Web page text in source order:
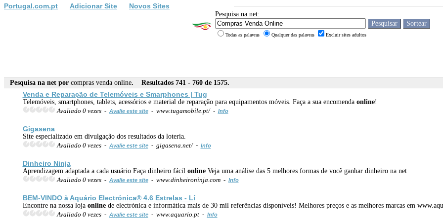
Portugal.com.pt Adicionar Site Novos Sites
Pesquisa na net:
Todas as palavras Qualquer das palavras Excluir sites adultos
Pesquisa na net por compras venda online. Resultados 741 - 760 de 1575.
Vendae Reparação de Telemóveis e Smarphones | Tug
Telemóveis, smartphones, tablets, acessórios e material de reparação para equipamentos móveis. Faça a sua encomenda online!
Avaliado 0 vezes - Avalie este site- www.tugamobile.pt/ - Info
Gigasena
Site especializado em divulgação dos resultados da loteria.
Avaliado 0 vezes - Avalie este site- gigasena.net/ - Info
Dinheiro Ninja
Aprendizagem adaptada a cada usuário Faça dinheiro fácil onlineVeja uma análise das 5 melhores formas de você ganhar dinheiro na net
Avaliado 0 vezes - Avalie este site- www.dinheironinja.com - Info
BEM-VINDO à Aquário Electrónica® 4.6 Estrelas - Lí
Encontre na nossa loja onlinede electrónica e informática mais de 30 mil referências disponíveis! Melhores preços e as melhores marcas em
Avaliado 0 vezes - Avalie este site- www.aquario.pt - Info